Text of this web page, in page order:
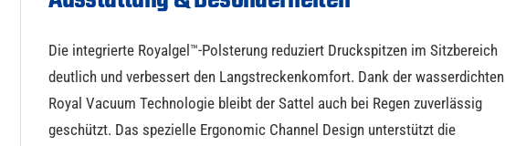
Die integrierte Royalgel™-Polsterung reduziert Druckspitzen im Sitzbereich
deutlich und verbessert den Langstreckenkomfort. Dank der wasserdichten
Royal Vacuum Technologie bleibt der Sattel auch bei Regen zuverlässig
geschützt. Das spezielle Ergonomic Channel Design unterstützt die